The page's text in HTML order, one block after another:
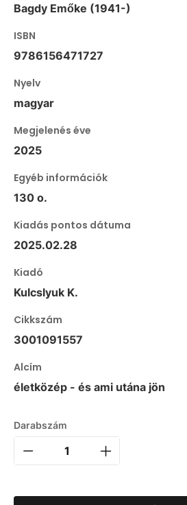
Bagdy Emőke (1941-)
ISBN
9786156471727
Nyelv
magyar
Megjelenés éve
2025
Egyéb információk
130 o.
Kiadás pontos dátuma
2025.02.28
Kiadó
Kulcslyuk K.
Cikkszám
3001091557
Alcím
életközép - és ami utána jön
Darabszám